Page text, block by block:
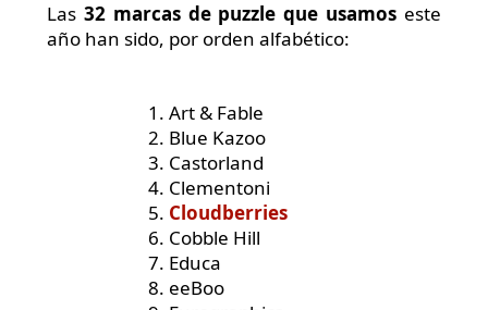
Las32 marcas de puzzle que usamos este
año han sido, por orden alfabético:
Art & Fable
Blue Kazoo
Castorland
Clementoni
Cloudberries
Cobble Hill
Educa
eeBoo